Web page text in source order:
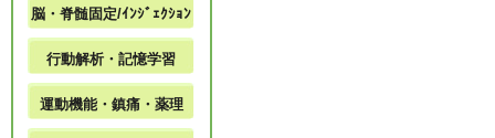
脳・脊髄固定/ｲﾝｼﾞｪｸｼｮﾝ
行動解析・記憶学習
運動機能・鎮痛・薬理